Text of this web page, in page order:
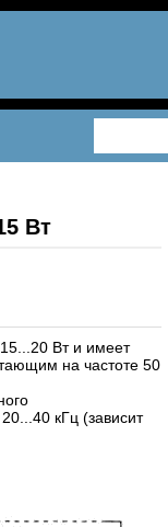
Вт
Вт и имеет
на частоте 50
кГц (зависит